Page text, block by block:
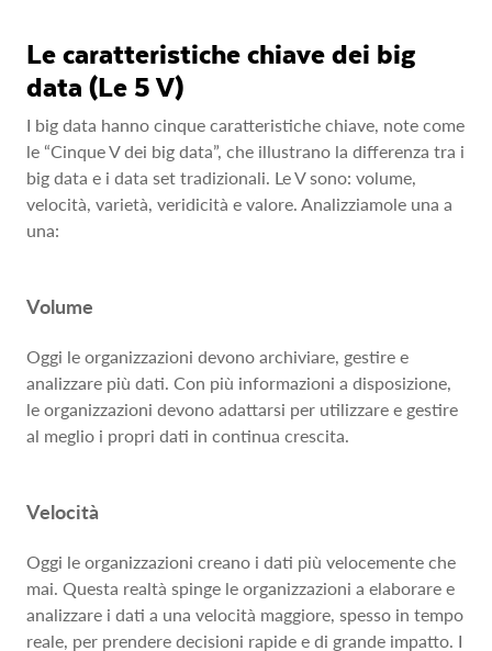
Le caratteristiche chiave dei big
data (Le 5 V)
I big data hanno cinque caratteristiche chiave, note come
le “Cinque V dei big data”, che illustrano la differenza tra i
big data e i data set tradizionali. Le V sono: volume,
velocità, varietà, veridicità e valore. Analizziamole una a
una:
Volume
Oggi le organizzazioni devono archiviare, gestire e
analizzare più dati. Con più informazioni a disposizione,
le organizzazioni devono adattarsi per utilizzare e gestire
al meglio i propri dati in continua crescita.
Velocità
Oggi le organizzazioni creano i dati più velocemente che
mai. Questa realtà spinge le organizzazioni a elaborare e
analizzare i dati a una velocità maggiore, spesso in tempo
reale, per prendere decisioni rapide e di grande impatto. I